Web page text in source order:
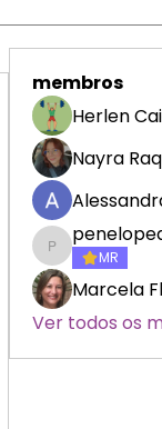
membros
Herlen
Nayra
penelopeasousa
MR
Marcela
Ver todos os